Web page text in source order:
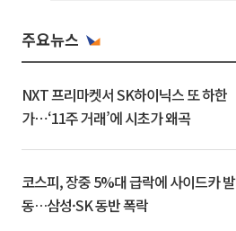
주요뉴스
NXT 프리마켓서 SK하이닉스 또 하한
가⋯‘11주 거래’에 시초가 왜곡
코스피, 장중 5%대 급락에 사이드카 발
동…삼성·SK 동반 폭락